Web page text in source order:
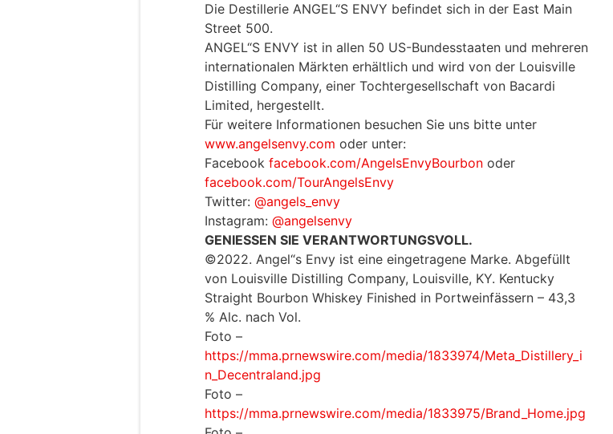
Die Destillerie ANGEL“S ENVY befindet sich in der East Main
Street 500.
ANGEL“S ENVY ist in allen 50 US-Bundesstaaten und mehreren
internationalen Märkten erhältlich und wird von der Louisville
Distilling Company, einer Tochtergesellschaft von Bacardi
Limited, hergestellt.
Für weitere Informationen besuchen Sie uns bitte unter
www.angelsenvy.com oder unter:
Facebook facebook.com/AngelsEnvyBourbon oder
facebook.com/TourAngelsEnvy
Twitter: @angels_envy
Instagram: @angelsenvy
GENIESSEN SIE VERANTWORTUNGSVOLL.
©2022. Angel“s Envy ist eine eingetragene Marke. Abgefüllt
von Louisville Distilling Company, Louisville, KY. Kentucky
Straight Bourbon Whiskey Finished in Portweinfässern – 43,3
% Alc. nach Vol.
Foto –
https://mma.prnewswire.com/media/1833974/Meta_Distillery_i
n_Decentraland.jpg
Foto –
https://mma.prnewswire.com/media/1833975/Brand_Home.jpg